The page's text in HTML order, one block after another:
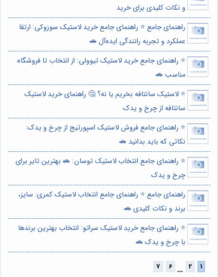
و نکات کلیدی برای خرید
راهنمای جامع ⭐️ راهنمای جامع خرید لاستیک سوزوکی: ارتقا
عملکرد و تجربه رانندگی ایده‌آل 🚗
⭐️ راهنمای جامع خرید لاستیک تیوولی: از انتخاب تا فروشگاه
مناسب 🚗
⭐️ لاستیک سانتافه بخریم یا نه؟ 🤔 راهنمای خرید لاستیک
سانتافه از چرخ و یدک
⭐️ راهنمای جامع فروش لاستیک اسپورتیج از چرخ و یدک:
نکاتی که باید بدانید 🚗
⭐️ راهنمای جامع انتخاب لاستیک توسان: 🚗 بهترین تایر برای
چرخ و یدک
راهنمای جامع ⭐️ راهنمای جامع انتخاب لاستیک کمری: سایز،
برند و نکات کلیدی 🚗
⭐️ راهنمای جامع خرید لاستیک سراتو: انتخاب بهترین برندها
با چرخ و یدک 🚗
...